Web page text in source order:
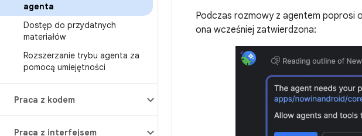
agenta
Dostęp do przydatnych
materiałów
Rozszerzanie trybu agenta za
pomocą umiejętności
Praca z kodem
Praca z interfejsem
Podczas rozmowy z agentem poprosi
ona wcześniej zatwierdzona: